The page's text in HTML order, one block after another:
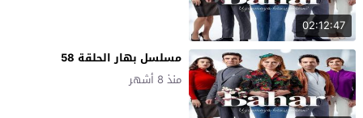
02:12:47
مسلسل بهار الحلقة 58
منذ 8 أشهر